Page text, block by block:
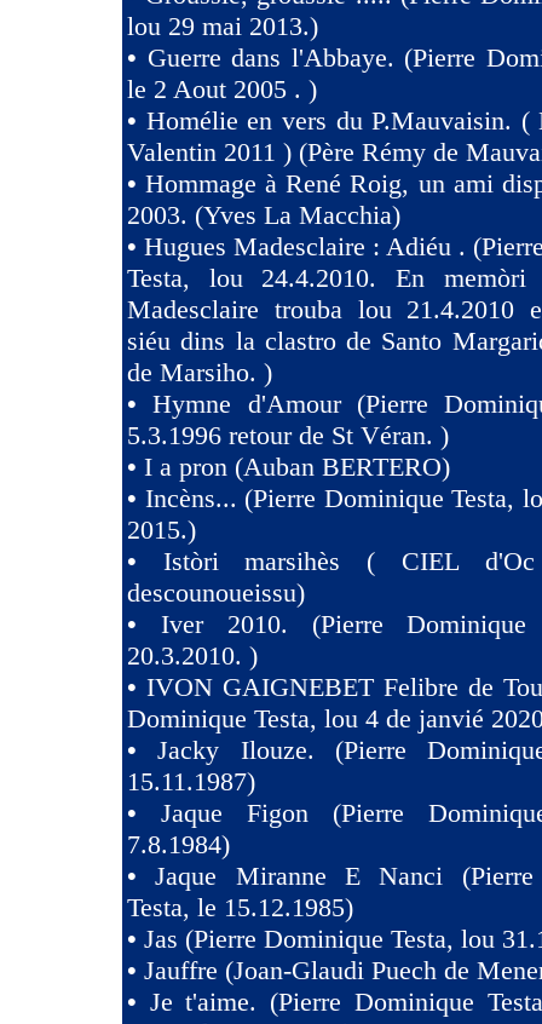
lou 29 mai 2013.)
• Guerre dans l'Abbaye. (Pierre
le 2 Aout 2005 . )
• Homélie en vers du P.Mauvaisin. (
Valentin 2011 ) (Père Rémy de
•Hommage à René Roig, un ami
2003. (Yves La Macchia)
• Hugues Madesclaire : Adiéu .
Testa, lou 24.4.2010. En memòri
Madesclaire trouba lou 21.4.2010
siéu dins la clastro de Santo
de Marsiho. )
•Hymne d'Amour (Pierre
5.3.1996 retour de St Véran. )
• I a pron (Auban BERTERO)
• Incèns... (Pierre Dominique Testa,
2015.)
• Istòri marsihès ( CIEL
descounoueissu)
• Iver 2010. (Pierre
20.3.2010. )
• IVON GAIGNEBET Felibre de
Dominique Testa, lou 4 de janvié
•Jacky Ilouze. (Pierre
15.11.1987)
• Jaque Figon (Pierre
7.8.1984)
•Jaque Miranne E Nanci (Pierre
Testa, le 15.12.1985)
• Jas (Pierre Dominique Testa, lou
• Jauffre (Joan-Glaudi Puech de
• Je t'aime. (Pierre Dominique